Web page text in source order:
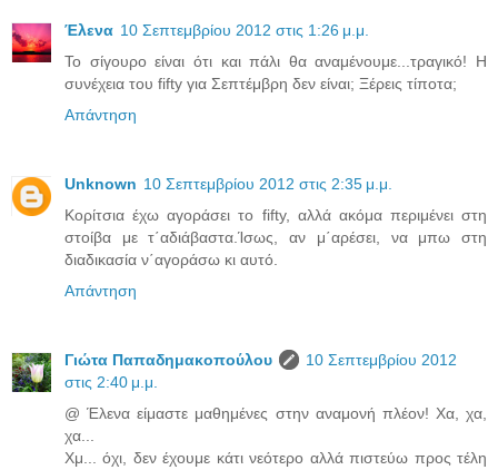
Έλενα 10 Σεπτεμβρίου 2012 στις 1:26 μ.μ.
Το σίγουρο είναι ότι και πάλι θα αναμένουμε...τραγικό! Η
συνέχεια του fifty για Σεπτέμβρη δεν είναι; Ξέρεις τίποτα;
Απάντηση
Unknown 10 Σεπτεμβρίου 2012 στις 2:35 μ.μ.
Κορίτσια έχω αγοράσει το fifty, αλλά ακόμα περιμένει στη
στοίβα με τ΄αδιάβαστα.Ίσως, αν μ΄αρέσει, να μπω στη
διαδικασία ν΄αγοράσω κι αυτό.
Απάντηση
Γιώτα Παπαδημακοπούλου
10 Σεπτεμβρίου 2012
στις 2:40 μ.μ.
@ Έλενα είμαστε μαθημένες στην αναμονή πλέον! Χα, χα,
χα...
Χμ... όχι, δεν έχουμε κάτι νεότερο αλλά πιστεύω προς τέλη